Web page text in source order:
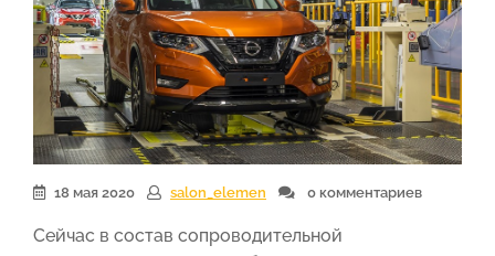
18 мая 2020 salon_elemen 0 комментариев
Сейчас в состав сопроводительной